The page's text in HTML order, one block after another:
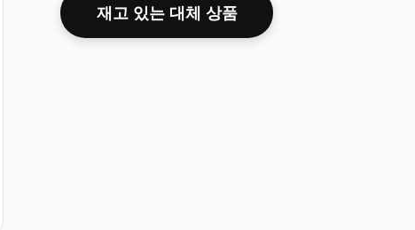
재고 있는 대체 상품